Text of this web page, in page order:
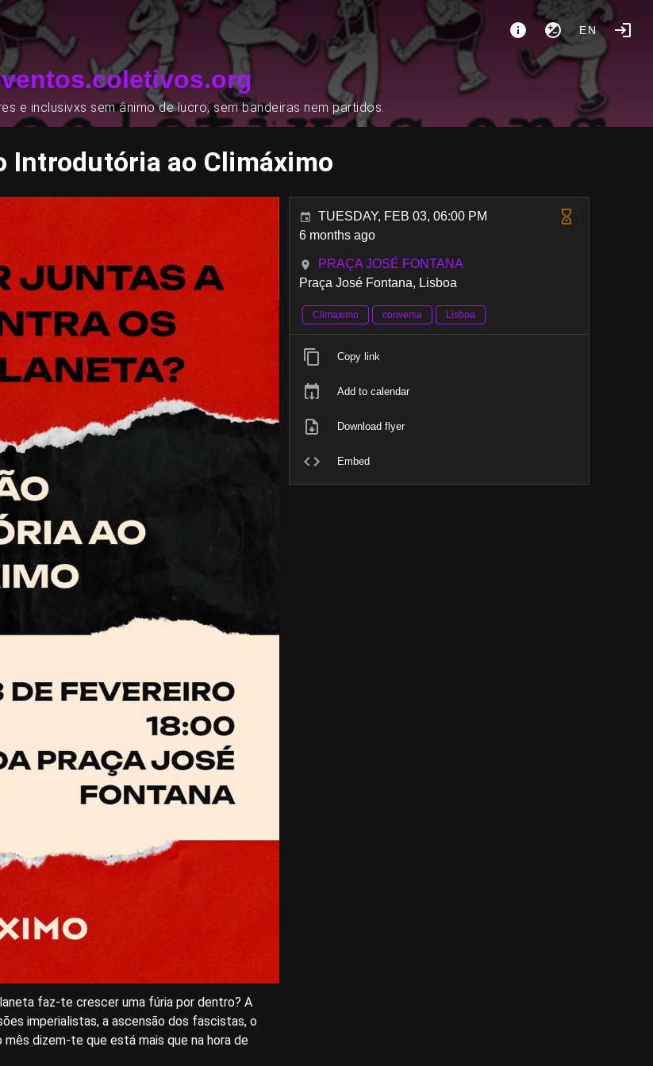
EN
e inclusivxs sem ânimo de lucro, sem bandeiras nem partidos.
Introdutória ao Climáximo
faz-te crescer uma fúria por dentro? A
imperialistas, a ascensão dos fascistas, o
dizem-te que está mais que na hora de
TUESDAY, FEB 03, 06:00 PM
6 months ago
PRAÇA JOSÉ FONTANA
Praça José Fontana, Lisboa
Climaximo conversa Lisboa
Copy link
Add to calendar
Download flyer
Embed